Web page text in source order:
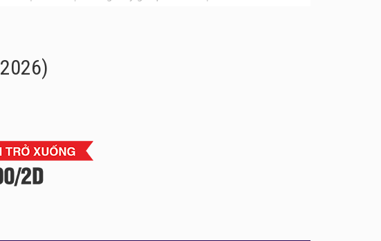
thang cuốn lên tầng 5, rồi đi lên thang bộ gần nhà hàng Asia